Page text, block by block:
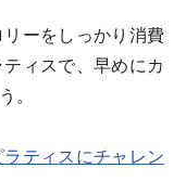
ーをしっかり消費
ィスで、早めにカ
。
ティスにチャレン